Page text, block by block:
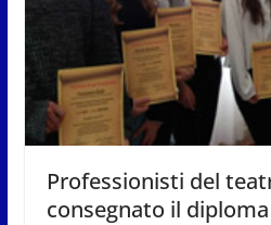
Professionisti del
consegnato il diploma